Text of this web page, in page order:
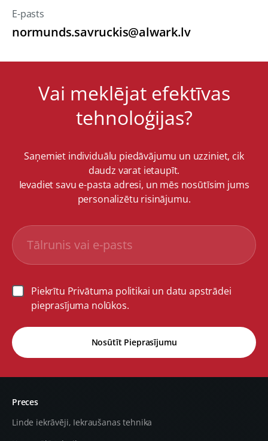
E-pasts
normunds.savruckis@alwark.lv
Vai meklējat efektīvas
tehnoloģijas?
Saņemiet individuālu piedāvājumu un uzziniet, cik
daudz varat ietaupīt.
Ievadiet savu e-pasta adresi, un mēs nosūtīsim jums
personalizētu risinājumu.
Piekrītu Privātuma politikai un datu apstrādei
pieprasījuma nolūkos.
Nosūtīt Pieprasījumu
Preces
Linde iekrāvēji, Iekraušanas tehnika